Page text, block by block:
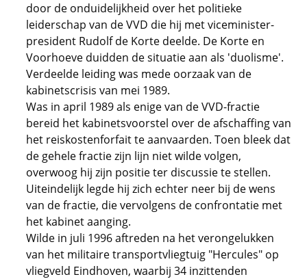
door de onduidelijkheid over het politieke
leiderschap van de VVD die hij met viceminister-
president Rudolf de Korte deelde. De Korte en
Voorhoeve duidden de situatie aan als 'duolisme'.
Verdeelde leiding was mede oorzaak van de
kabinetscrisis van mei 1989.
Was in april 1989 als enige van de VVD-fractie
bereid het kabinetsvoorstel over de afschaffing van
het reiskostenforfait te aanvaarden. Toen bleek dat
de gehele fractie zijn lijn niet wilde volgen,
overwoog hij zijn positie ter discussie te stellen.
Uiteindelijk legde hij zich echter neer bij de wens
van de fractie, die vervolgens de confrontatie met
het kabinet aanging.
Wilde in juli 1996 aftreden na het verongelukken
van het militaire transportvliegtuig "Hercules" op
vliegveld Eindhoven, waarbij 34 inzittenden